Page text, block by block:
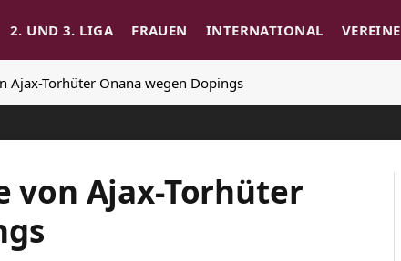
2. UND 3. LIGA FRAUEN INTERNATIONAL VEREINE
Ajax-Torhüter Onana wegen Dopings
von Ajax-Torhüter